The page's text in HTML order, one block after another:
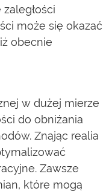
może się okazać
obecnie
w dużej mierze
do obniżania
Znając realia
Zawsze
które mogą